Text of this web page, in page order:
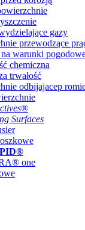
gazy
przewodzące
warunki
chemiczna
trwałość
odbijajacep
Surfaces
one